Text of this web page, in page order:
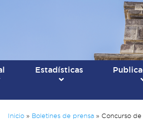
Estadísticas
Inicio » Boletines de prensa » Concurso